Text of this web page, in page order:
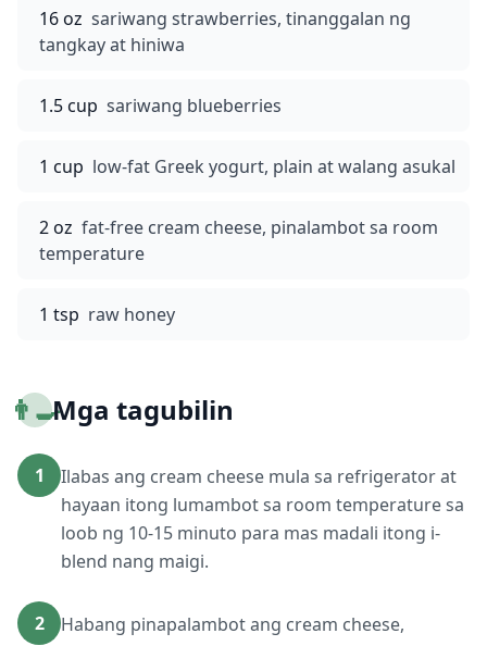
16 oz sariwang strawberries, tinanggalan ng
tangkay at hiniwa
1.5 cup sariwang blueberries
1 cup low-fat Greek yogurt, plain at walang asukal
2 oz fat-free cream cheese, pinalambot sa room
temperature
1 tsp raw honey
👨‍🍳Mga tagubilin
1
Ilabas ang cream cheese mula sa refrigerator at
hayaan itong lumambot sa room temperature sa
loob ng 10-15 minuto para mas madali itong i-
blend nang maigi.
2
Habang pinapalambot ang cream cheese,